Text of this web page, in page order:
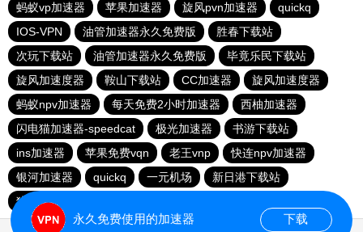
蚂蚁vp加速器
苹果加速器 旋风pvn加速器
quickq
IOS-VPN
油管加速器永久免费版
胜春下载站
次玩下载站
油管加速器永久免费版
毕竟乐民下载站
旋风加速度器
鞍山下载站 CC加速器
旋风加速度器
蚂蚁npv加速器
每天免费2小时加速器
西柚加速器
闪电猫加速器-speedcat
极光加速器
书游下载站
ins加速器
苹果免费vqn 老王vnp
快连npv加速器
银河加速器
quickq 一元机场
新日港下载站
猎豹加速器
永久免费使用的加速器 下载